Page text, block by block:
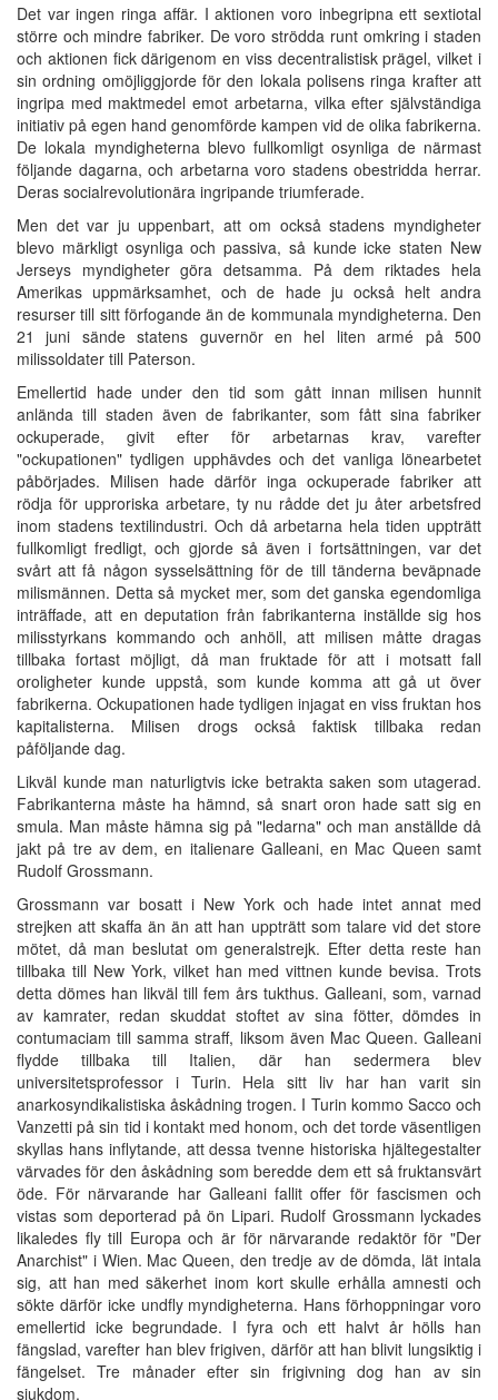
Det var ingen ringa affär. I aktionen voro inbegripna ett sextiotal
större och mindre fabriker. De voro strödda runt omkring i staden
och aktionen fick därigenom en viss decentralistisk prägel, vilket i
sin ordning omöjliggjorde för den lokala polisens ringa krafter att
ingripa med maktmedel emot arbetarna, vilka efter självständiga
initiativ på egen hand genomförde kampen vid de olika fabrikerna.
De lokala myndigheterna blevo fullkomligt osynliga de närmast
följande dagarna, och arbetarna voro stadens obestridda herrar.
Deras socialrevolutionära ingripande triumferade.
Men det var ju uppenbart, att om också stadens myndigheter
blevo märkligt osynliga och passiva, så kunde icke staten New
Jerseys myndigheter göra detsamma. På dem riktades hela
Amerikas uppmärksamhet, och de hade ju också helt andra
resurser till sitt förfogande än de kommunala myndigheterna. Den
21 juni sände statens guvernör en hel liten armé på 500
milissoldater till Paterson.
Emellertid hade under den tid som gått innan milisen hunnit
anlända till staden även de fabrikanter, som fått sina fabriker
ockuperade, givit efter för arbetarnas krav, varefter
"ockupationen" tydligen upphävdes och det vanliga lönearbetet
påbörjades. Milisen hade därför inga ockuperade fabriker att
rödja för upproriska arbetare, ty nu rådde det ju åter arbetsfred
inom stadens textilindustri. Och då arbetarna hela tiden uppträtt
fullkomligt fredligt, och gjorde så även i fortsättningen, var det
svårt att få någon sysselsättning för de till tänderna beväpnade
milismännen. Detta så mycket mer, som det ganska egendomliga
inträffade, att en deputation från fabrikanterna inställde sig hos
milisstyrkans kommando och anhöll, att milisen måtte dragas
tillbaka fortast möjligt, då man fruktade för att i motsatt fall
oroligheter kunde uppstå, som kunde komma att gå ut över
fabrikerna. Ockupationen hade tydligen injagat en viss fruktan hos
kapitalisterna. Milisen drogs också faktisk tillbaka redan
påföljande dag.
Likväl kunde man naturligtvis icke betrakta saken som utagerad.
Fabrikanterna måste ha hämnd, så snart oron hade satt sig en
smula. Man måste hämna sig på "ledarna" och man anställde då
jakt på tre av dem, en italienare Galleani, en Mac Queen samt
Rudolf Grossmann.
Grossmann var bosatt i New York och hade intet annat med
strejken att skaffa än än att han uppträtt som talare vid det store
mötet, då man beslutat om generalstrejk. Efter detta reste han
tillbaka till New York, vilket han med vittnen kunde bevisa. Trots
detta dömes han likväl till fem års tukthus. Galleani, som, varnad
av kamrater, redan skuddat stoftet av sina fötter, dömdes in
contumaciam till samma straff, liksom även Mac Queen. Galleani
flydde tillbaka till Italien, där han sedermera blev
universitetsprofessor i Turin. Hela sitt liv har han varit sin
anarkosyndikalistiska åskådning trogen. I Turin kommo Sacco och
Vanzetti på sin tid i kontakt med honom, och det torde väsentligen
skyllas hans inflytande, att dessa tvenne historiska hjältegestalter
värvades för den åskådning som beredde dem ett så fruktansvärt
öde. För närvarande har Galleani fallit offer för fascismen och
vistas som deporterad på ön Lipari. Rudolf Grossmann lyckades
likaledes fly till Europa och är för närvarande redaktör för "Der
Anarchist" i Wien. Mac Queen, den tredje av de dömda, lät intala
sig, att han med säkerhet inom kort skulle erhålla amnesti och
sökte därför icke undfly myndigheterna. Hans förhoppningar voro
emellertid icke begrundade. I fyra och ett halvt år hölls han
fängslad, varefter han blev frigiven, därför att han blivit lungsiktig i
fängelset. Tre månader efter sin frigivning dog han av sin
sjukdom.